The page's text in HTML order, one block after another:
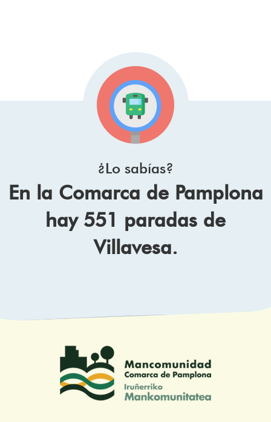
¿Lo sabías?
En la Comarca de Pamplona
hay 551 paradas de
Villavesa.